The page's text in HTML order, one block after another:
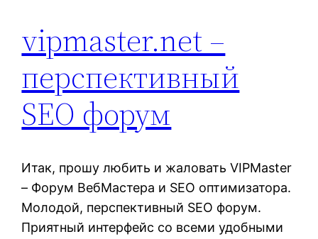
vipmaster.net –
перспективный
SEO форум
Итак, прошу любить и жаловать VIPMaster
– Форум ВебМастера и SEO оптимизатора.
Молодой, перспективный SEO форум.
Приятный интерфейс со всеми удобными